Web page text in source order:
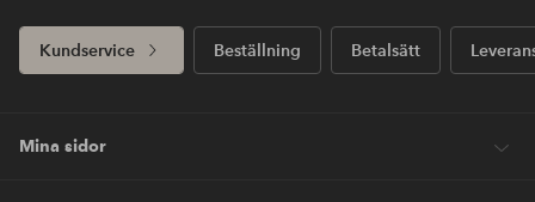
Kundservice Beställning Betalsätt
Mina sidor